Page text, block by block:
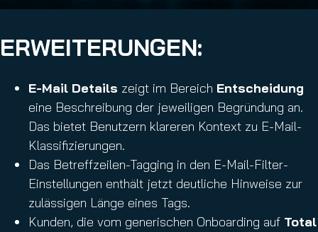
ERWEITERUNGEN:
E-Mail Details zeigt im Bereich Entscheidung
eine Beschreibung der jeweiligen Begründung an.
Das bietet Benutzern klareren Kontext zu E-Mail-
Klassifizierungen.
Das Betreffzeilen-Tagging in den E-Mail-Filter-
Einstellungen enthält jetzt deutliche Hinweise zur
zulässigen Länge eines Tags.
Kunden, die vom generischen Onboarding auf Total